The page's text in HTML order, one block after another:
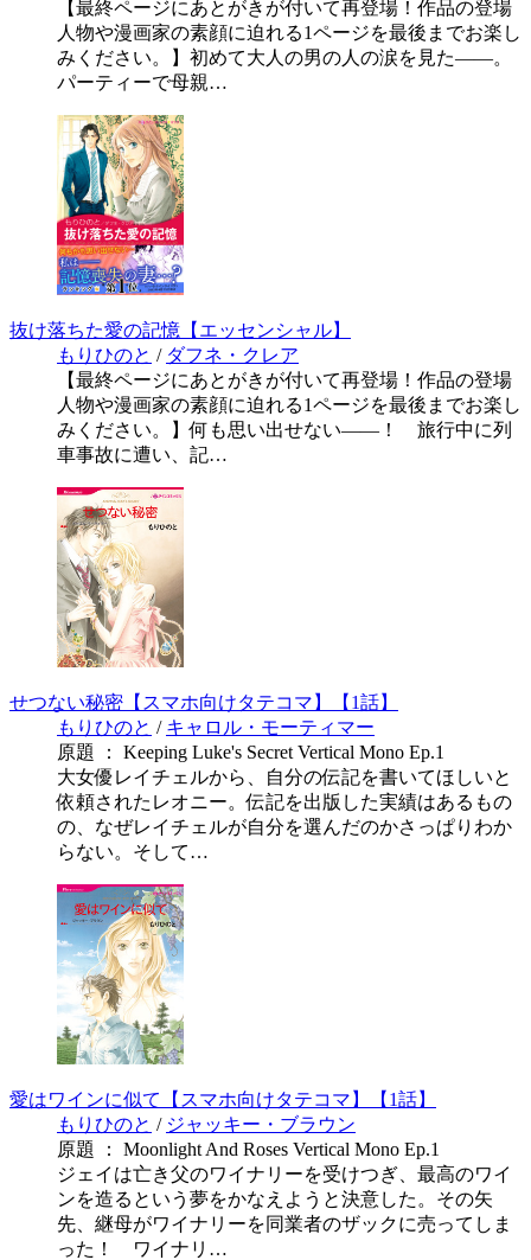
【最終ページにあとがきが付いて再登場！作品の登場
人物や漫画家の素顔に迫れる1ページを最後までお楽し
みください。】初めて大人の男の人の涙を見た――。
パーティーで母親…
抜け落ちた愛の記憶【エッセンシャル】
もりひのと / ダフネ・クレア
【最終ページにあとがきが付いて再登場！作品の登場
人物や漫画家の素顔に迫れる1ページを最後までお楽し
みください。】何も思い出せない――！ 旅行中に列
車事故に遭い、記…
せつない秘密【スマホ向けタテコマ】【1話】
もりひのと / キャロル・モーティマー
原題 ： Keeping Luke's Secret Vertical Mono Ep.1
大女優レイチェルから、自分の伝記を書いてほしいと
依頼されたレオニー。伝記を出版した実績はあるもの
の、なぜレイチェルが自分を選んだのかさっぱりわか
らない。そして…
愛はワインに似て【スマホ向けタテコマ】【1話】
もりひのと / ジャッキー・ブラウン
原題 ： Moonlight And Roses Vertical Mono Ep.1
ジェイは亡き父のワイナリーを受けつぎ、最高のワイ
ンを造るという夢をかなえようと決意した。その矢
先、継母がワイナリーを同業者のザックに売ってしま
った！ ワイナリ…